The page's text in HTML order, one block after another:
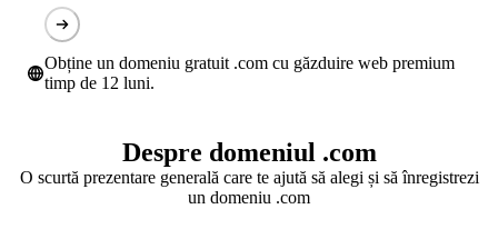
Obține un domeniu gratuit .com cu găzduire web premium
timp de 12 luni.
Despre domeniul .com
O scurtă prezentare generală care te ajută să alegi și să înregistrezi
un domeniu .com